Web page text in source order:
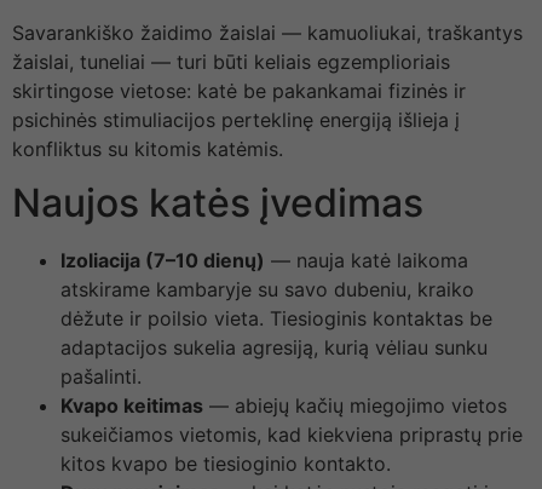
Savarankiško žaidimo žaislai — kamuoliukai, traškantys
žaislai, tuneliai — turi būti keliais egzemplioriais
skirtingose vietose: katė be pakankamai fizinės ir
psichinės stimuliacijos perteklinę energiją išlieja į
konfliktus su kitomis katėmis.
Naujos katės įvedimas
Izoliacija (7–10 dienų) — nauja katė laikoma
atskirame kambaryje su savo dubeniu, kraiko
dėžute ir poilsio vieta. Tiesioginis kontaktas be
adaptacijos sukelia agresiją, kurią vėliau sunku
pašalinti.
Kvapo keitimas — abiejų kačių miegojimo vietos
sukeičiamos vietomis, kad kiekviena priprastų prie
kitos kvapo be tiesioginio kontakto.